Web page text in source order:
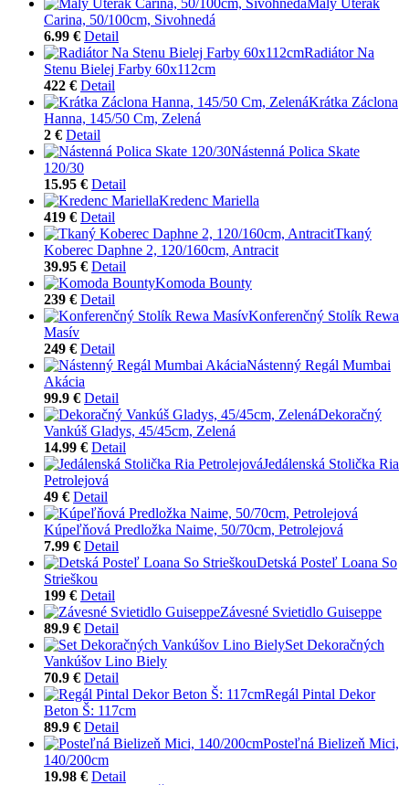
Carina, 50/100cm, Sivohnedá
6.99 € Detail
Radiátor Na
Stenu Bielej Farby 60x112cm
422 € Detail
Krátka Záclona
Hanna, 145/50 Cm, Zelená
2 € Detail
Nástenná Polica Skate
120/30
15.95 € Detail
Kredenc Mariella
419 € Detail
Tkaný
Koberec Daphne 2, 120/160cm, Antracit
39.95 € Detail
Komoda Bounty
239 € Detail
Konferenčný Stolík Rewa
Masív
249 € Detail
Nástenný Regál Mumbai
Akácia
99.9 € Detail
Dekoračný
Vankúš Gladys, 45/45cm, Zelená
14.99 € Detail
Jedálenská Stolička Ria
Petrolejová
49 € Detail
Kúpeľňová Predložka Naime, 50/70cm, Petrolejová
7.99 € Detail
Detská Posteľ Loana So
Strieškou
199 € Detail
Závesné Svietidlo Guiseppe
89.9 € Detail
Set Dekoračných
Vankúšov Lino Biely
70.9 € Detail
Regál Pintal Dekor
Beton Š: 117cm
89.9 € Detail
Posteľná Bielizeň Mici,
140/200cm
19.98 € Detail